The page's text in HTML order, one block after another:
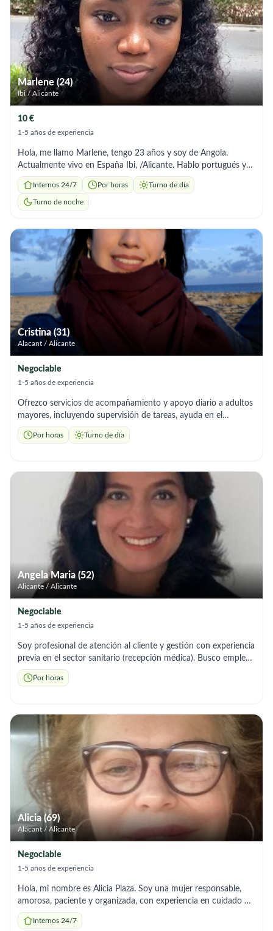
siempre un trato respetuoso, cálido y personalizado. También
me adapto a las necesidades de cada familia y puedo colaborar
con tareas básicas del hogar relacionadas con el cuidado de la
persona. Si está buscando una cuidadora de confianza, estaré
encantada de ayudarle. No dude en ponerse en contacto
conmigo. ¡Muchas gracias!
Marlene (24)
Ibi / Alicante
10 €
1-5 años de experiencia
Hola, me llamo Marlene, tengo 23 años y soy de Angola.
Actualmente vivo en España Ibi, /Alicante. Hablo portugués y
español. Soy una persona responsable, empática y
comprometida con el cuidado de personas mayores. Tengo
experiencia en tareas domésticas, acompañamiento y cuidado
necesidades de cada persona. Estoy disponible para trabajar
como cuidadora , a tiempo completo, con disponibilidad
inmediata. Ofrezco dedicación, paciencia y confianza para
proporcionar apoyo continuo y compañía a la persona a mi
Internos 24/7 Por horas Turno de día
Turno de noche
Cristina (31)
Alacant / Alicante
Negociable
1-5 años de experiencia
Ofrezco servicios de acompañamiento y apoyo diario a adultos
mayores, incluyendo supervisión de tareas, ayuda en el
autocuidado y asistencia ligera en la preparación de comidas.
También realizo limpieza ligera del entorno para mantener un
funcional. Me enfoco en brindar compañía de calidad,
promover la autonomía y contribuir al bienestar emocional y
funcional de la persona atendida.
Por horas Turno de día
Angela Maria (52)
Alicante / Alicante
Negociable
1-5 años de experiencia
Soy profesional de atención al cliente y gestión con experiencia
previa en el sector sanitario (recepción médica). Busco empleo
por horas en el acompañamiento de adultos mayores. Aporto
más de 15 años de experiencia en trato directo con personas,
empática, responsable y enfocada en facilitar el día a día del
adulto mayor
Por horas
Alicia (69)
Alacant / Alicante
Negociable
1-5 años de experiencia
Hola, mi nombre es Alicia Plaza. Soy una mujer responsable,
amorosa, paciente y organizada, con experiencia en cuidado de
persona con Parkinson. También cuento con experiencia en
cocina casera y organización del hogar. Ofrezco
Internos 24/7